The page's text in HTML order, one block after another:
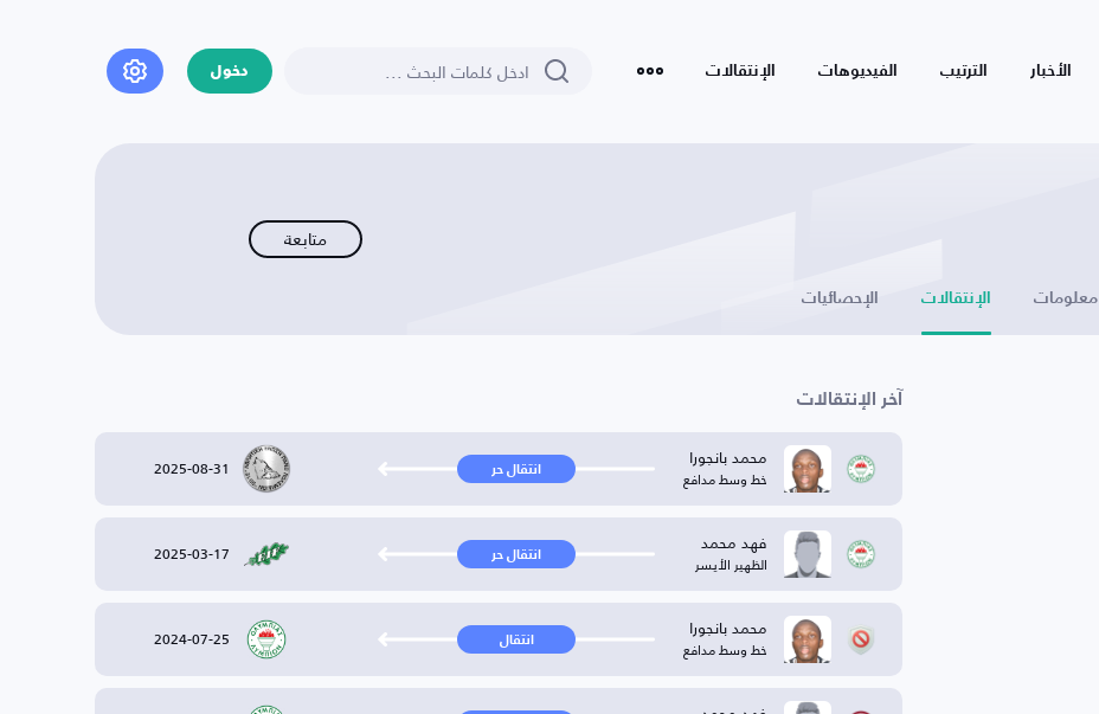
الأخبار الترتيب الفيديوهات الإنتقالات دخول
متابعة
معلومات الإنتقالات الإحصائيات
آخر الإنتقالات
محمد بانجورا
خط وسط مدافع انتقال حر 2025-08-31
فهد محمد
الظهير الأيسر انتقال حر 2025-03-17
محمد بانجورا
خط وسط مدافع انتقال 2024-07-25